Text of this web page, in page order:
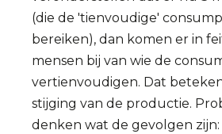
(die de 'tienvoudige'
bereiken), dan komen er in
mensen bij van wie de
vertienvoudigen. Dat
stijging van de productie.
denken wat de gevolgen